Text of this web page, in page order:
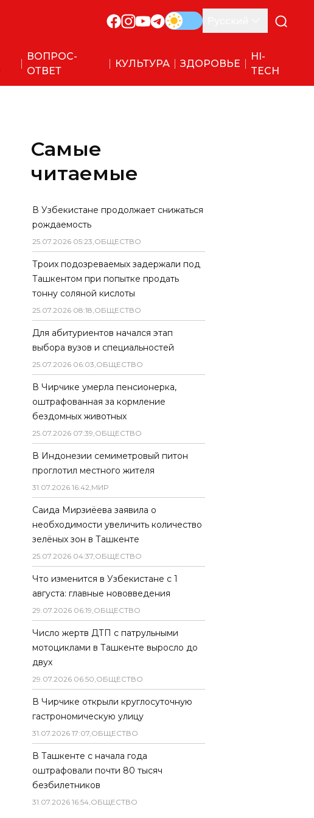
ВОПРОС-
ОТВЕТ
КУЛЬТУРА ЗДОРОВЬЕ
HI-
TECH
Самые
читаемые
В Узбекистане продолжает снижаться
рождаемость
25.07.2026 05:23,ОБЩЕСТВО
Троих подозреваемых задержали под
Ташкентом при попытке продать
тонну соляной кислоты
25.07.2026 08:18,ОБЩЕСТВО
Для абитуриентов начался этап
выбора вузов и специальностей
25.07.2026 06:03,ОБЩЕСТВО
В Чирчике умерла пенсионерка,
оштрафованная за кормление
бездомных животных
25.07.2026 07:39,ОБЩЕСТВО
В Индонезии семиметровый питон
проглотил местного жителя
31.07.2026 16:42,МИР
Саида Мирзиёева заявила о
необходимости увеличить количество
зелёных зон в Ташкенте
25.07.2026 04:37,ОБЩЕСТВО
Что изменится в Узбекистане с 1
августа: главные нововведения
29.07.2026 06:19,ОБЩЕСТВО
Число жертв ДТП с патрульными
мотоциклами в Ташкенте выросло до
двух
29.07.2026 06:50,ОБЩЕСТВО
В Чирчике открыли круглосуточную
гастрономическую улицу
31.07.2026 17:07,ОБЩЕСТВО
В Ташкенте с начала года
оштрафовали почти 80 тысяч
безбилетников
31.07.2026 16:54,ОБЩЕСТВО